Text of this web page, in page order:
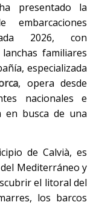
presentado la
2026, con
familiares
especializada
, opera desde
nacionales e
en busca de una
de Calvià, es
Mediterráneo y
el litoral del
los barcos